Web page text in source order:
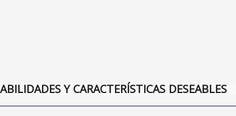
Y CARACTERÍSTICAS DESEABLES